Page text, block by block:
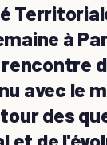
à
avec le
des